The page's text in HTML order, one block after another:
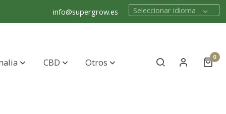
info@supergrow.es Seleccionar idioma
CBD Otros 0